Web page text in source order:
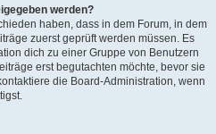
werden?
haben, dass in dem Forum, in dem
zuerst geprüft werden müssen. Es
dich zu einer Gruppe von Benutzern
erst begutachten möchte, bevor sie
die Board-Administration, wenn